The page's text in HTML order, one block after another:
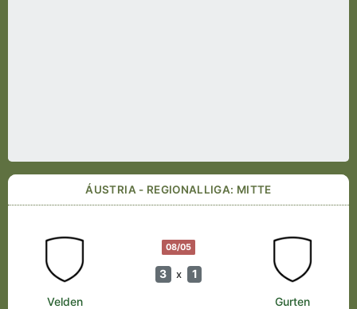
ÁUSTRIA - REGIONALLIGA: MITTE
08/05
3 x 1
Velden Gurten